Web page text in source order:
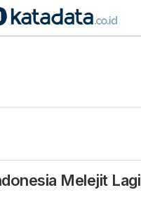
Melejit Lagi